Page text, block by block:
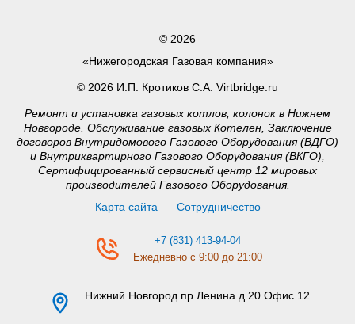
© 2026
«Нижегородская Газовая компания»
© 2026 И.П. Кротиков С.А. Virtbridge.ru
Ремонт и установка газовых котлов, колонок в Нижнем
Новгороде. Обслуживание газовых Котелен, Заключение
договоров Внутридомового Газового Оборудования (ВДГО)
и Внутриквартирного Газового Оборудования (ВКГО),
Сертифицированный сервисный центр 12 мировых
производителей Газового Оборудования.
Карта сайта
Сотрудничество
+7 (831) 413-94-04
Ежедневно с 9:00 до 21:00
Нижний Новгород пр.Ленина д.20 Офис 12